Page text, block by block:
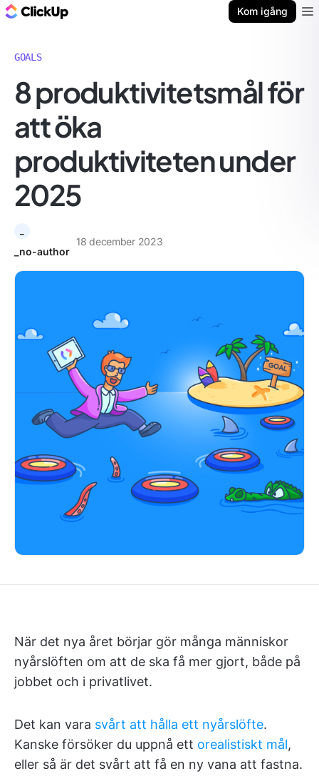
Kom igång
GOALS
8 produktivitetsmål för
att öka
produktiviteten under
2025
_no-author
18 december 2023
När det nya året börjar gör många människor
nyårslöften om att de ska få mer gjort, både på
jobbet och i privatlivet.
Det kan vara svårt att hålla ett nyårslöfte.
Kanske försöker du uppnå ett orealistiskt mål,
eller så är det svårt att få en ny vana att fastna.